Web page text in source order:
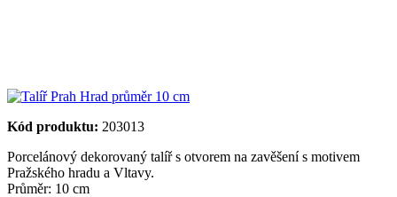
Kód produktu: 203013
Porcelánový dekorovaný talíř s otvorem na zavěšení s motivem
Pražského hradu a Vltavy.
Průměr: 10 cm